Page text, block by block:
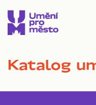
Katalog